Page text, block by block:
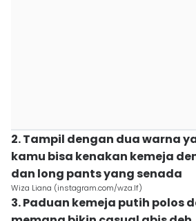
2. Tampil dengan dua warna
kamu bisa kenakan kemeja
dan long pants yang senada
Wiza Liana (instagram.com/wza.lf)
3. Paduan kemeja putih polos